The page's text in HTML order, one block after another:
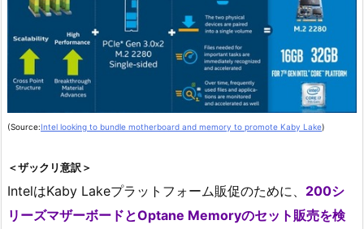
(Source:Intel looking to bundle motherboard and memory to promote Kaby Lake)
＜ザックリ意訳＞
IntelはKaby Lakeプラットフォーム販促のために、 200シ
リーズマザーボードとOptane Memoryのセット販売を検